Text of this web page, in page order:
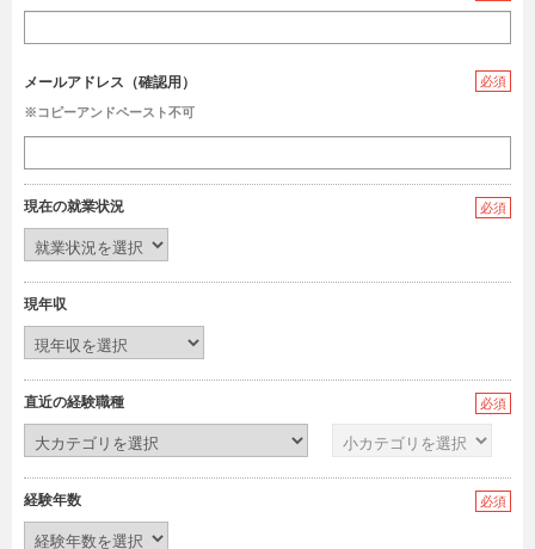
メールアドレス（確認用）
※コピーアンドペースト不可
必須
現在の就業状況 必須
現年収
直近の経験職種 必須
経験年数 必須